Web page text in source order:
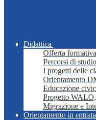
Didattica
Offerta formativa
Percorsi di studio
I progetti delle
Orientamento
Educazione
Progetto
Migrazione e
Orientamento in entrata